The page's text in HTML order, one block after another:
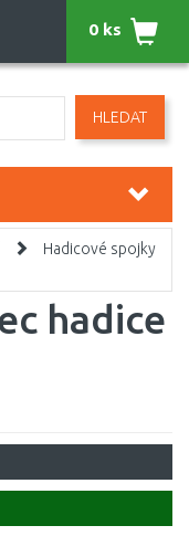
HLEDAT
0 ks
Hadicové spojky
hadice